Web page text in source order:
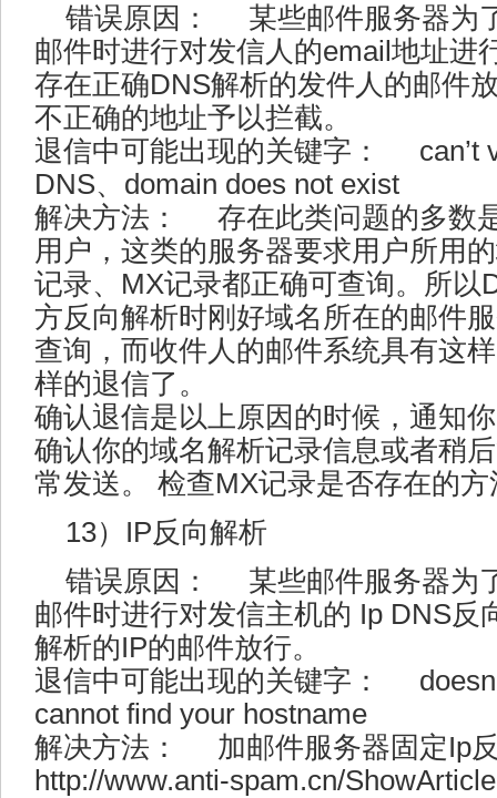
错误原因： 某些邮件服务器为
邮件时进行对发信人的email地址进
存在正确DNS解析的发件人的邮件
不正确的地址予以拦截。
退信中可能出现的关键字： can’t
DNS、domain does not exist
解决方法： 存在此类问题的多数
用户，这类的服务器要求用户所用
记录、MX记录都正确可查询。所以
方反向解析时刚好域名所在的邮件
查询，而收件人的邮件系统具有这
样的退信了。
确认退信是以上原因的时候，通知
确认你的域名解析记录信息或者稍
常发送。 检查MX记录是否存在的
13）IP反向解析
错误原因： 某些邮件服务器为
邮件时进行对发信主机的 Ip DNS反
解析的IP的邮件放行。
退信中可能出现的关键字：
cannot find your hostname
解决方法： 加邮件服务器固定Ip
http://www.anti-spam.cn/